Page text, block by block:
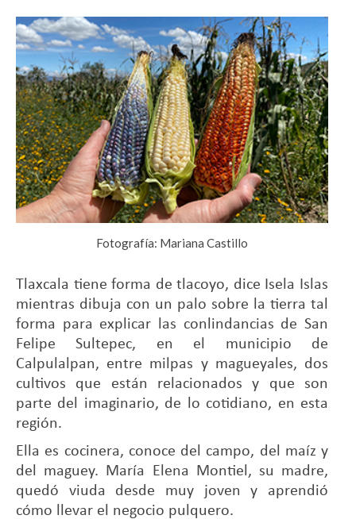
Fotografía: Mariana Castillo
Tlaxcala tiene forma de tlacoyo, dice Isela Islas
mientras dibuja con un palo sobre la tierra tal
forma para explicar las conlindancias de San
Felipe Sultepec, en el municipio de
Calpulalpan, entre milpas y magueyales, dos
cultivos que están relacionados y que son
parte del imaginario, de lo cotidiano, en esta
región.
Ella es cocinera, conoce del campo, del maíz y
del maguey. María Elena Montiel, su madre,
quedó viuda desde muy joven y aprendió
cómo llevar el negocio pulquero.